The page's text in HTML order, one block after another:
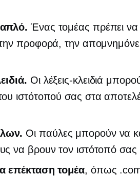
Ένας τομέας πρέπει να
προφορά, την
Οι λέξεις-κλειδιά
ιστότοπού σας στα
Οι παύλες μπορούν να
να βρουν τον ιστότοπό σας
επέκταση τομέα, όπως